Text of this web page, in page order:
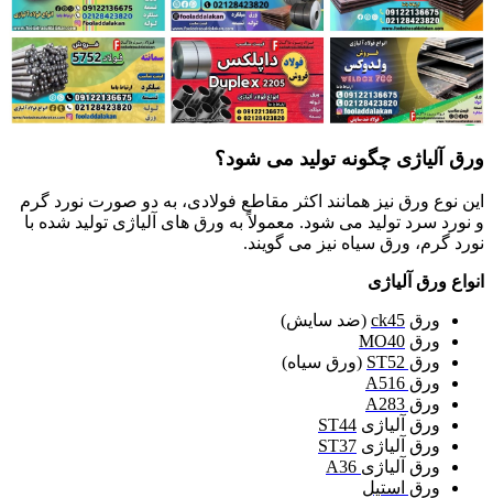
ورق آلیاژی چگونه تولید می شود؟
این نوع ورق نیز همانند اکثر مقاطع فولادی، به دو صورت نورد گرم
و نورد سرد تولید می شود. معمولاً به ورق های آلیاژی تولید شده با
نورد گرم، ورق سیاه نیز می گویند.
انواع ورق آلیاژی
ورق ck45 (ضد سایش)
ورق MO40
ورق ST52
(ورق سیاه)
ورق A516
ورق A283
ورق آلیاژی ST44
ورق آلیاژی ST37
ورق آلیاژی A36
ورق استیل